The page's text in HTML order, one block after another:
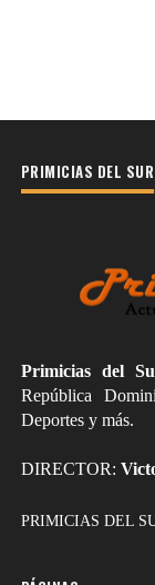
PRIMICIAS DEL SUR
Primicias del
República
Deportes y más.
DIRECTOR:
PRIMICIAS DEL